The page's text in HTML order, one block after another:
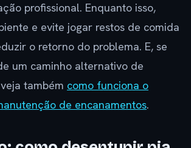
profissional. Enquanto isso,
e evite jogar restos de comida
o retorno do problema. E, se
um caminho alternativo de
também como funciona o
de encanamentos.